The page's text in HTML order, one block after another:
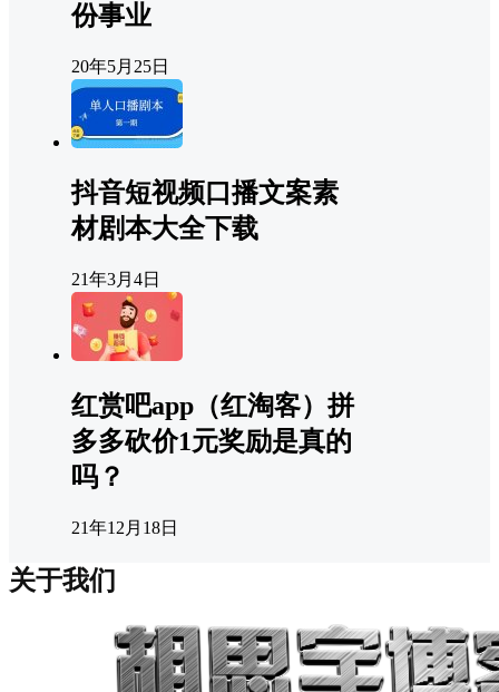
份事业
20年5月25日
抖音短视频口播文案素
材剧本大全下载
21年3月4日
红赏吧app（红淘客）拼
多多砍价1元奖励是真的
吗？
21年12月18日
关于我们